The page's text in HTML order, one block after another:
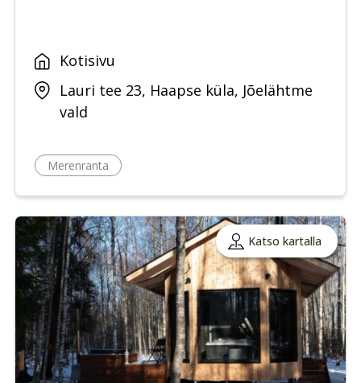
Kotisivu
Lauri tee 23, Haapse küla, Jõelähtme
vald
Merenranta
Katso kartalla